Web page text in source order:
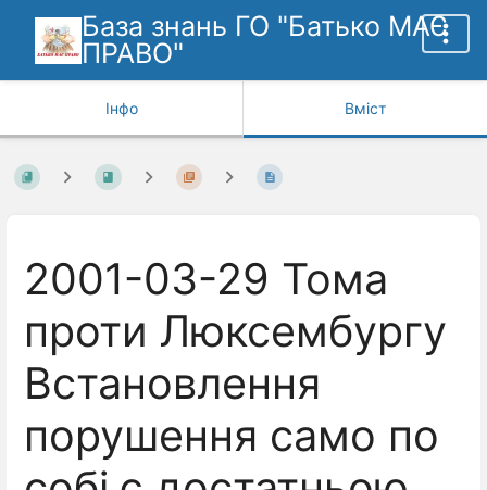
База знань ГО "Батько МАЄ
ПРАВО"
Інфо Вміст
2001-03-29 Тома
проти Люксембургу
Встановлення
порушення само по